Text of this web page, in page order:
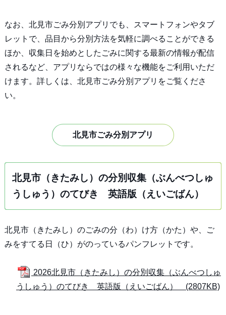
なお、北見市ごみ分別アプリでも、スマートフォンやタブ
レットで、品目から分別方法を気軽に調べることができる
ほか、収集日を始めとしたごみに関する最新の情報が配信
されるなど、アプリならではの様々な機能をご利用いただ
けます。詳しくは、北見市ごみ分別アプリをご覧くださ
い。
北見市ごみ分別アプリ
北見市（きたみし）の分別収集（ぶんべつしゅ
うしゅう）のてびき 英語版（えいごばん）
北見市（きたみし）のごみの分（わ）け方（かた）や、ご
みをすてる日（ひ）がのっているパンフレットです。
2026北見市（きたみし）の分別収集（ぶんべつしゅ
うしゅう）のてびき 英語版（えいごばん） (2807KB)